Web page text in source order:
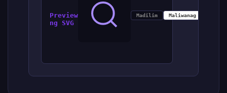
Preview
ng SVG
Madilim Maliwanag